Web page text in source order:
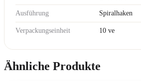
Ausführung Spiralhaken
Verpackungseinheit 10 ve
Ähnliche Produkte